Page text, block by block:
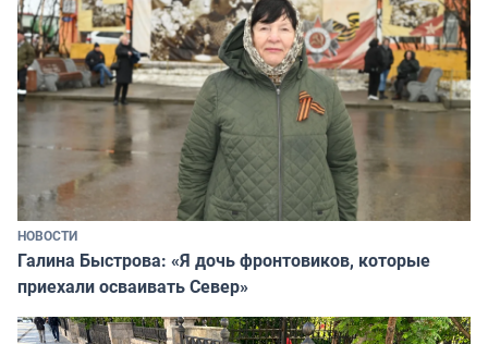
НОВОСТИ
Галина Быстрова: «Я дочь фронтовиков, которые
приехали осваивать Север»